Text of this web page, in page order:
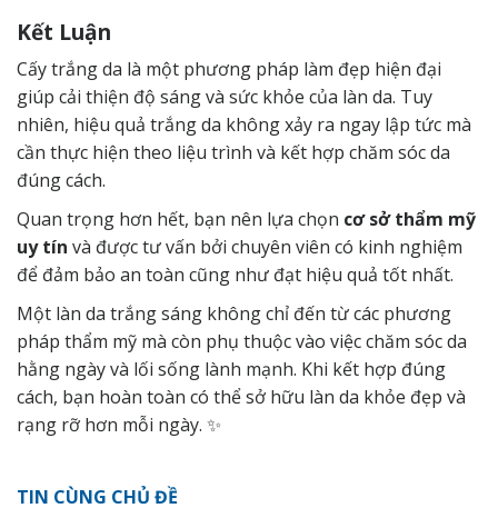
Kết Luận
Cấy trắng da là một phương pháp làm đẹp hiện đại
giúp cải thiện độ sáng và sức khỏe của làn da. Tuy
nhiên, hiệu quả trắng da không xảy ra ngay lập tức mà
cần thực hiện theo liệu trình và kết hợp chăm sóc da
đúng cách.
Quan trọng hơn hết, bạn nên lựa chọn cơ sở thẩm mỹ
uy tín và được tư vấn bởi chuyên viên có kinh nghiệm
để đảm bảo an toàn cũng như đạt hiệu quả tốt nhất.
Một làn da trắng sáng không chỉ đến từ các phương
pháp thẩm mỹ mà còn phụ thuộc vào việc chăm sóc da
hằng ngày và lối sống lành mạnh. Khi kết hợp đúng
cách, bạn hoàn toàn có thể sở hữu làn da khỏe đẹp và
rạng rỡ hơn mỗi ngày. ✨
TIN CÙNG CHỦ ĐỀ